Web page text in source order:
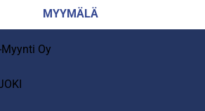
MYYMÄLÄ
Oy